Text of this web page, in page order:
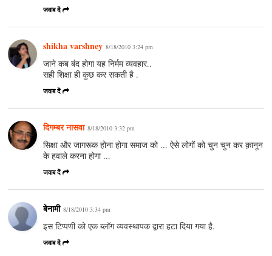
जवाब दें
shikha varshney 8/18/2010 3:24 pm
जाने कब बंद होगा यह निर्मम व्यवहार..
सही शिक्षा ही कुछ कर सकती है .
जवाब दें
दिगम्बर नासवा 8/18/2010 3:32 pm
सिक्षा और जागरूक होना होगा समाज को ... ऐसे लोगों को चुन चुन कर क़ानून
के हवाले करना होगा ...
जवाब दें
बेनामी 8/18/2010 3:34 pm
इस टिप्पणी को एक ब्लॉग व्यवस्थापक द्वारा हटा दिया गया है.
जवाब दें